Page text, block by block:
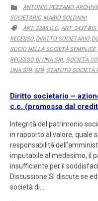

CATEGORY
ANTONIO PEZZANO
SOCIETARIO MARIO SOLDAINI

CATEGORY
ART. 2285 C.C. ART. 2437-BIS
RECESSO DIRITTO SOCIETARIO
SOCIO NELLA SOCIETÀ SEMPLICE,
RECESSO DI UNA SRL SOCIETÀ
UNA SPA SPA STATUTO SOCIETÀ
Diritto societario –
c.c. (promossa dal
Integrità del patrimonio
in rapporto al valore, quale
responsabilità
imputabile al medesimo, il
insufficiente per il
Discussione Si discute se
società di…